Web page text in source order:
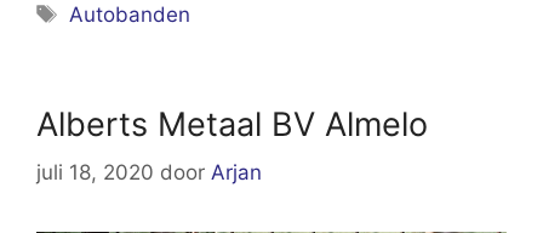
Tags
Autobanden
Alberts Metaal BV Almelo
juli 18, 2020 door Arjan